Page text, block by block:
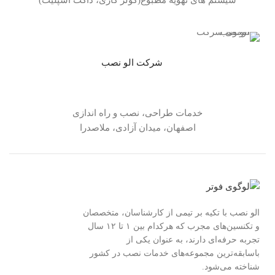
شرکت الو نصب
خدمات طراحی، نصب و راه اندازی
اصفهان، میدان آزادی، ملاصدرا
الو نصب با تکیه بر تیمی از کارشناسان، متخصصان
و تکنسین‌های مجرب که هرکدام بین ۱ تا ۱۲ سال
تجربه حرفه‌ای دارند، به عنوان یکی از
باسابقه‌ترین مجموعه‌های خدمات نصب در کشور
شناخته می‌شود.